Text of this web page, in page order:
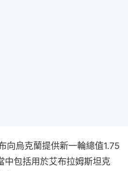
向烏克蘭提供新一輪總值1.75
中包括用於艾布拉姆斯坦克